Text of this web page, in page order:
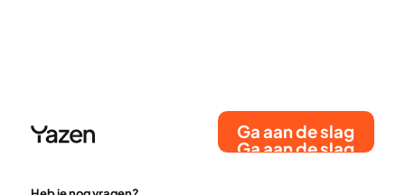
Ga aan de slag
Ga aan de slag